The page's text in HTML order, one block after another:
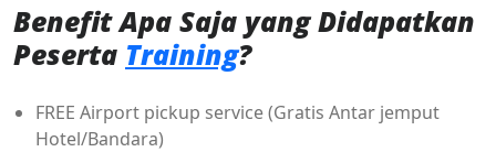
Benefit Apa Saja yang Didapatkan
Peserta Training?
FREE Airport pickup service (Gratis Antar jemput
Hotel/Bandara)